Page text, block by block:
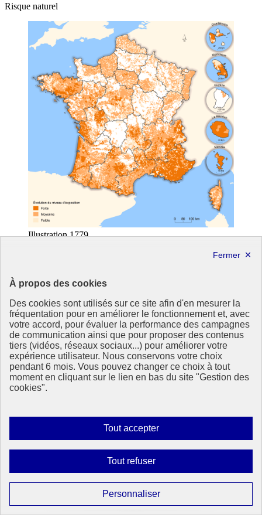
À propos des cookies
Des cookies sont utilisés sur ce site afin d'en mesurer la
fréquentation pour en améliorer le fonctionnement et, avec
votre accord, pour évaluer la performance des campagnes
de communication ainsi que pour proposer des contenus
tiers (vidéos, réseaux sociaux...) pour améliorer votre
expérience utilisateur. Nous conservons votre choix
pendant 6 mois. Vous pouvez changer ce choix à tout
moment en cliquant sur le lien en bas du site "Gestion des
cookies".
Tout accepterAutoriser
tous
Tout refuserInterdire
tous
PersonnaliserParamétrer
les
Risque naturel
Illustration 1779
Partager la page
Partager sur Facebook
Partager sur Twitter
Partager sur LinkedIn
Partager par email
Copier dans le presse-papier
République
Française
l’environnement, du développement durable et trouver des services
- ouvre une nouvelle fenêtre
- ouvre une nouvelle fenêtre
Partenaire